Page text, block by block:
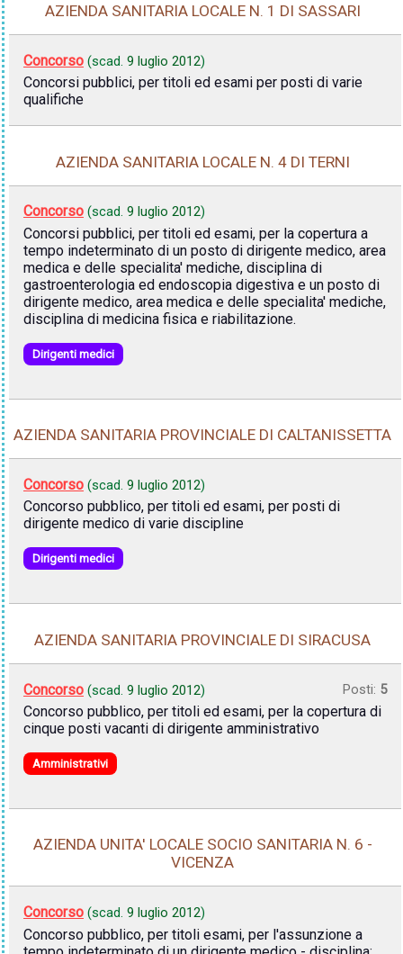
AZIENDA SANITARIA LOCALE N. 1 DI SASSARI
Concorso (scad. 9 luglio 2012)
Concorsi pubblici, per titoli ed esami per posti di varie
qualifiche
AZIENDA SANITARIA LOCALE N. 4 DI TERNI
Concorso (scad. 9 luglio 2012)
Concorsi pubblici, per titoli ed esami, per la copertura a
tempo indeterminato di un posto di dirigente medico, area
medica e delle specialita' mediche, disciplina di
gastroenterologia ed endoscopia digestiva e un posto di
dirigente medico, area medica e delle specialita' mediche,
disciplina di medicina fisica e riabilitazione.
Dirigenti medici
AZIENDA SANITARIA PROVINCIALE DI CALTANISSETTA
Concorso (scad. 9 luglio 2012)
Concorso pubblico, per titoli ed esami, per posti di
dirigente medico di varie discipline
Dirigenti medici
AZIENDA SANITARIA PROVINCIALE DI SIRACUSA
Concorso (scad. 9 luglio 2012) Posti: 5
Concorso pubblico, per titoli ed esami, per la copertura di
cinque posti vacanti di dirigente amministrativo
Amministrativi
AZIENDA UNITA' LOCALE SOCIO SANITARIA N. 6 -
VICENZA
Concorso (scad. 9 luglio 2012)
Concorso pubblico, per titoli esami, per l'assunzione a